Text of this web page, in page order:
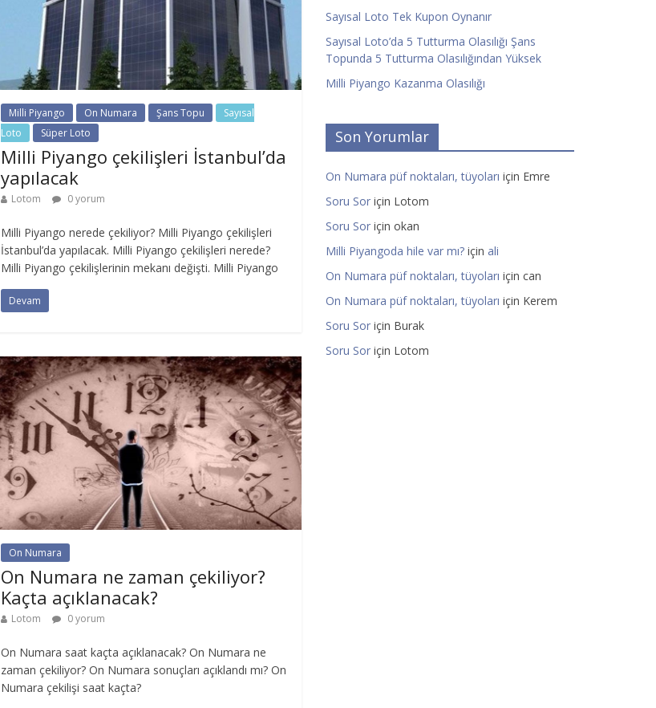
Milli Piyango On Numara Şans Topu
Sayısal
Loto
Süper Loto
Milli Piyango çekilişleri İstanbul’da
yapılacak
Lotom 0 yorum
Milli Piyango nerede çekiliyor? Milli Piyango çekilişleri
İstanbul’da yapılacak. Milli Piyango çekilişleri nerede?
Milli Piyango çekilişlerinin mekanı değişti. Milli Piyango
Devam
On Numara
On Numara ne zaman çekiliyor?
Kaçta açıklanacak?
Lotom 0 yorum
On Numara saat kaçta açıklanacak? On Numara ne
zaman çekiliyor? On Numara sonuçları açıklandı mı? On
Numara çekilişi saat kaçta?
Sayısal Loto Tek Kupon Oynanır
Sayısal Loto’da 5 Tutturma Olasılığı Şans
Topunda 5 Tutturma Olasılığından Yüksek
Milli Piyango Kazanma Olasılığı
Son Yorumlar
On Numara püf noktaları, tüyoları için Emre
Soru Sor için Lotom
Soru Sor için okan
Milli Piyangoda hile var mı? için ali
On Numara püf noktaları, tüyoları için can
On Numara püf noktaları, tüyoları için Kerem
Soru Sor için Burak
Soru Sor için Lotom